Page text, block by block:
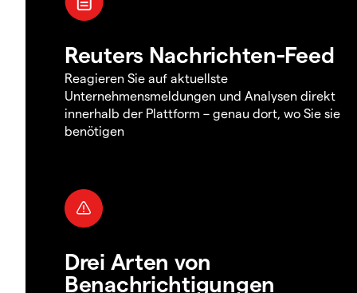
Reuters Nachrichten-Feed
Reagieren Sie auf aktuellste
Unternehmensmeldungen und Analysen direkt
innerhalb der Plattform – genau dort, wo Sie sie
benötigen
Drei Arten von
Benachrichtigungen